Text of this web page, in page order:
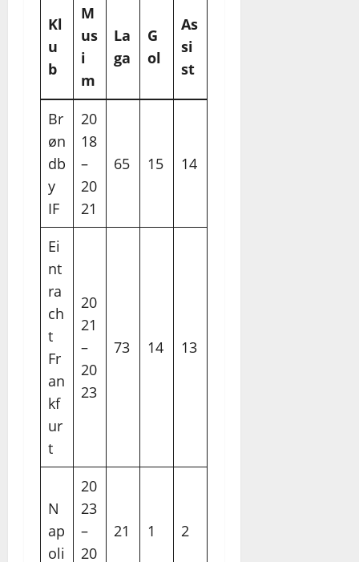
Kl
u
b
M
us
i
m
La
ga
G
ol
As
si
st
Br
øn
db
y
IF
20
18
–
20
21
65 15 14
Ei
nt
ra
ch
t
Fr
an
kf
ur
t
20
21
–
20
23
73 14 13
N
ap
oli
20
23
–
20
21 1 2